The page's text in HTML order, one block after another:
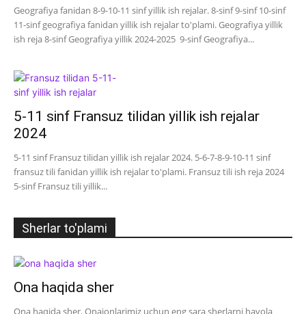
Geografiya fanidan 8-9-10-11 sinf yillik ish rejalar. 8-sinf 9-sinf 10-sinf
11-sinf geografiya fanidan yillik ish rejalar to'plami. Geografiya yillik
ish reja 8-sinf Geografiya yillik 2024-2025 9-sinf Geografiya...
5-11 sinf Fransuz tilidan yillik ish rejalar
2024
5-11 sinf Fransuz tilidan yillik ish rejalar 2024. 5-6-7-8-9-10-11 sinf
fransuz tili fanidan yillik ish rejalar to'plami. Fransuz tili ish reja 2024
5-sinf Fransuz tili yillik...
Sherlar to'plami
Ona haqida sher
Ona haqida sher. Onajonlarimiz uchun eng sara sherlarni havola